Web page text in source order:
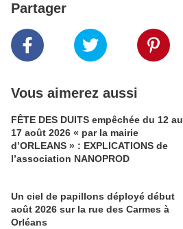
Partager
Vous aimerez aussi
FÊTE DES DUITS empêchée du 12 au
17 août 2026 « par la mairie
d’ORLEANS » : EXPLICATIONS de
l’association NANOPROD
Un ciel de papillons déployé début
août 2026 sur la rue des Carmes à
Orléans